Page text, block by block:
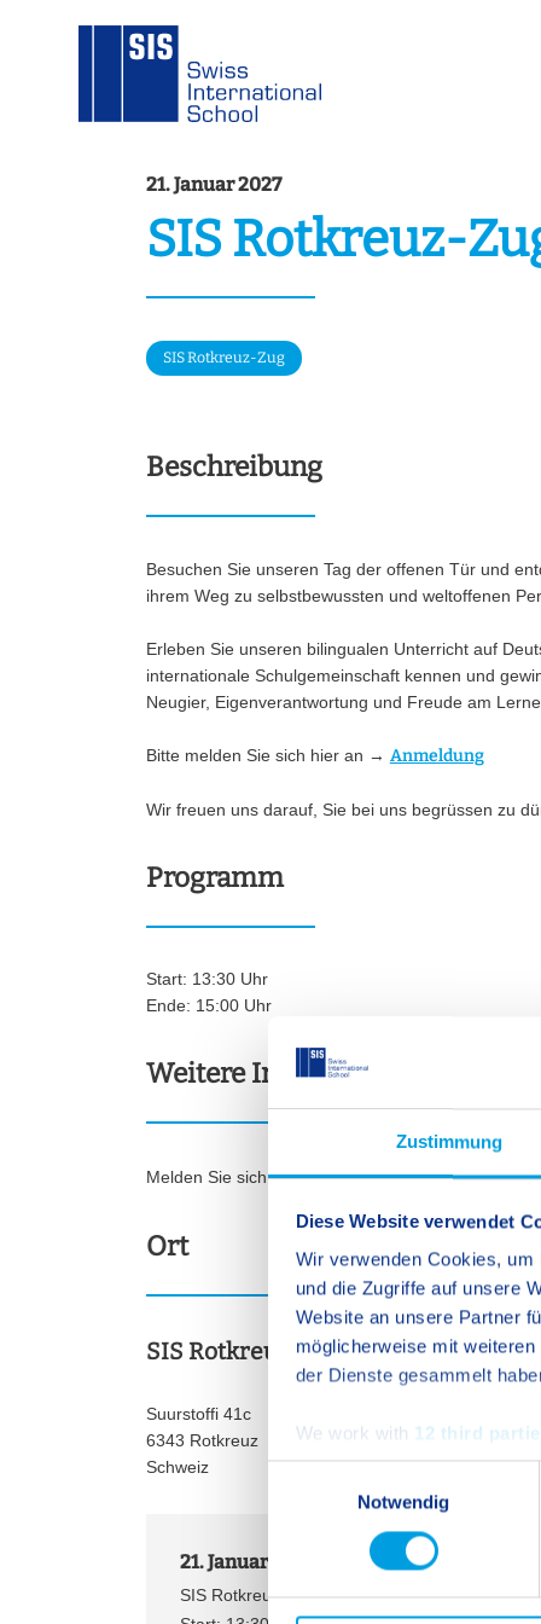
Zustimmung
Diese Website verwendet
Wir verwenden Cookies,
und die Zugriffe auf unsere
Website an unsere Partner
möglicherweise mit
der Dienste gesammelt
We work with 12 third
w
l
Notwendig
21. Januar 2027
SIS Rotkreuz-
SIS Rotkreuz-Zug
Beschreibung
Besuchen Sie unseren Tag der offenen Tür und
ihrem Weg zu selbstbewussten und weltoffenen
Erleben Sie unseren bilingualen Unterricht auf
internationale Schulgemeinschaft kennen und
Neugier, Eigenverantwortung und Freude am
Bitte melden Sie sich hier an → Anmeldung
Wir freuen uns darauf, Sie bei uns begrüssen zu
Programm
Start: 13:30 Uhr
Ende: 15:00 Uhr
Weitere Informationen
Melden Sie sich bei weiteren Fragen bitte per E-
Ort
SIS Rotkreuz-Zug
Suurstoffi 41c
6343 Rotkreuz
Schweiz
21. Januar 2027
SIS Rotkreuz-Zug: Besuchen Sie unseren Tag